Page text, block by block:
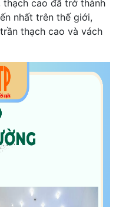
cao đã trở thành
nhất trên thế giới,
thạch cao và vách